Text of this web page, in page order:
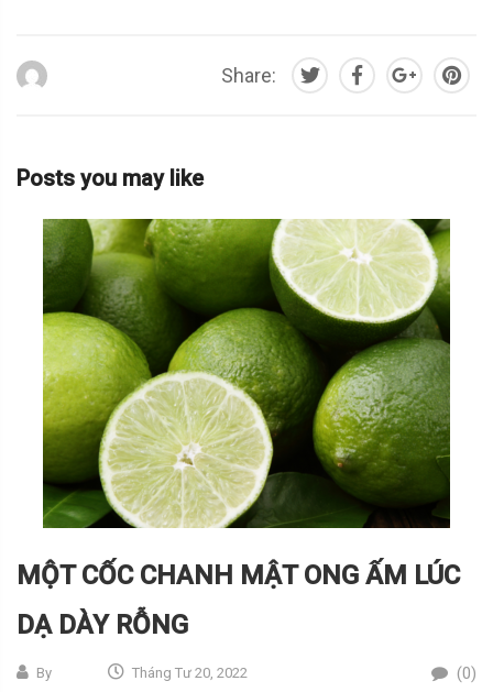
Share:
Posts you may like
MỘT CỐC CHANH MẬT ONG ẤM LÚC
DẠ DÀY RỖNG
By Tháng Tư 20, 2022 (0)